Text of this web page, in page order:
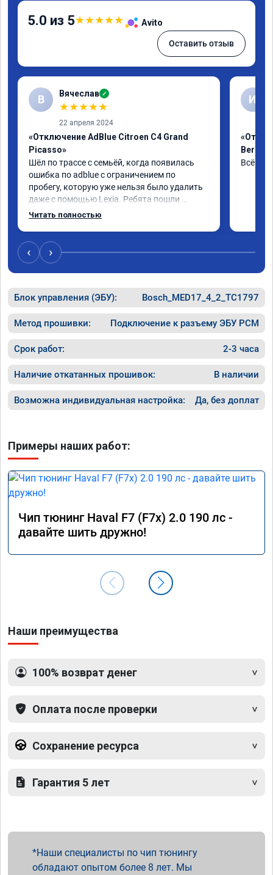
5.0 из 5★★★★★ Avito
Оставить отзыв
В Вячеслав ✓
★★★★★
22 апреля 2024
«Отключение AdBlue Citroen C4 Grand
Picasso»
Шёл по трассе с семьёй, когда появилась
ошибка по adblue с ограничением по
пробегу, которую уже нельзя было удалить
даже с помощью Lexia. Ребята пошли
навстречу, оперативно приняли и за час
Читать полностью
И
Всё
‹ ›
Блок управления (ЭБУ): Bosch_MED17_4_2_TC1797
Метод прошивки: Подключение к разъему ЭБУ PCM
Срок работ: 2-3 часа
Наличие откатанных прошивок: В наличии
Возможна индивидуальная настройка: Да, без доплат
Примеры наших работ:
Чип тюнинг Haval F7 (F7x) 2.0 190 лс -
давайте шить дружно!
Наши преимущества
100% возврат денег
Оплата после проверки
Сохранение ресурса
Гарантия 5 лет
Наши специалисты по чип тюнингу
обладают опытом более 8 лет. Мы